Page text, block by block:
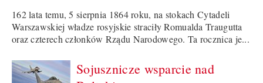
162 lata temu, 5 sierpnia 1864 roku, na stokach Cytadeli
Warszawskiej władze rosyjskie straciły Romualda Traugutta
oraz czterech członków Rządu Narodowego. Ta rocznica je...
Sojusznicze wsparcie nad